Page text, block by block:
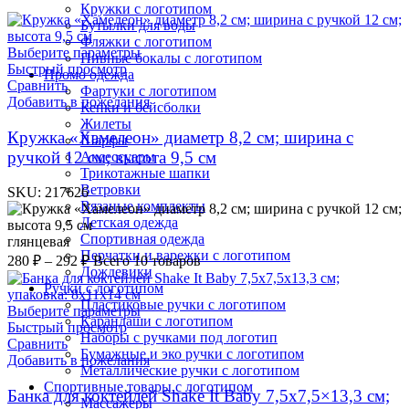
Кружки с логотипом
Бутылки для воды
Фляжки с логотипом
Пивные бокалы с логотипом
Промо одежда
Фартуки с логотипом
Кепки и бейсболки
Жилеты
Шарфы
Аксессуары
Трикотажные шапки
Ветровки
Вязаные комплекты
Детская одежда
Спортивная одежда
Перчатки и варежки с логотипом
Дождевики
Ручки с логотипом
Пластиковые ручки с логотипом
Карандаши с логотипом
Наборы с ручками под логотип
Бумажные и эко ручки с логотипом
Металлические ручки с логотипом
Спортивные товары с логотипом
Массажеры
Выберите параметры
Быстрый просмотр
Сравнить
Добавить в пожелания
Кружка «Хамелеон» диаметр 8,2 см; ширина с
ручкой 12 см; высота 9,5 см
SKU: 217626
глянцевая
280 ₽ – 292₽ Всего 10 товаров
Выберите параметры
Быстрый просмотр
Сравнить
Добавить в пожелания
Банка для коктейлей Shake It Baby 7,5х7,5×13,3 см;